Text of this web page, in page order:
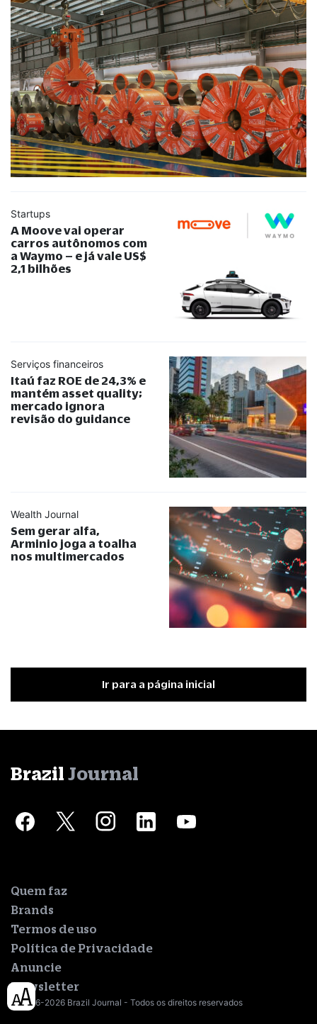
Startups
A Moove vai operar
carros autônomos com
a Waymo – e já vale US$
2,1 bilhões
Serviços financeiros
Itaú faz ROE de 24,3% e
mantém asset quality;
mercado ignora
revisão do guidance
Wealth Journal
Sem gerar alfa,
Arminio joga a toalha
nos multimercados
Ir para a página inicial
Brazil Journal
Quem faz
Brands
Termos de uso
Política de Privacidade
Anuncie
Newsletter
© 2016-2026 Brazil Journal - Todos os direitos reservados